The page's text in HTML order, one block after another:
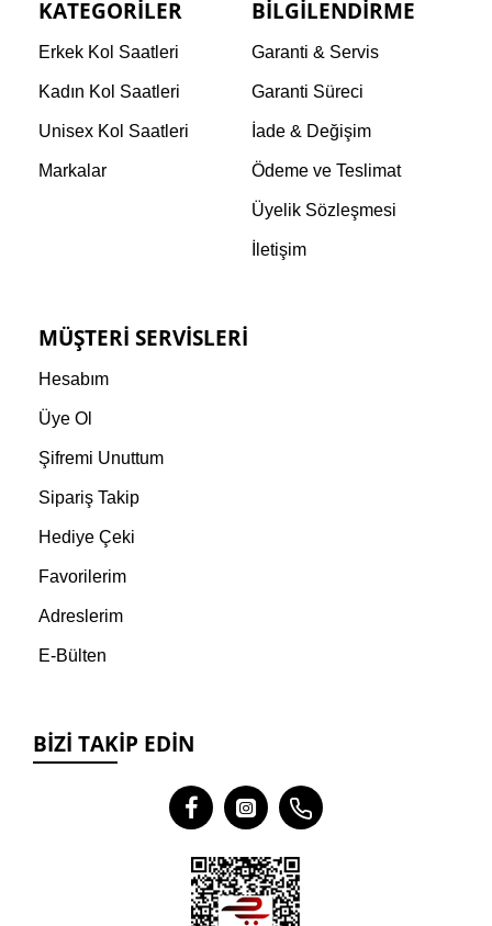
KATEGORILER
Erkek Kol Saatleri
Kadın Kol Saatleri
Unisex Kol Saatleri
Markalar
BILGILENDIRME
Garanti & Servis
Garanti Süreci
İade & Değişim
Ödeme ve Teslimat
Üyelik Sözleşmesi
İletişim
MÜŞTERI SERVISLERI
Hesabım
Üye Ol
Şifremi Unuttum
Sipariş Takip
Hediye Çeki
Favorilerim
Adreslerim
E-Bülten
BIZI TAKIP EDIN